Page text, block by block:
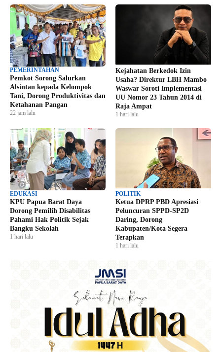
PEMERINTAHAN
Pemkot Sorong Salurkan
Alsintan kepada Kelompok
Tani, Dorong Produktivitas dan
Ketahanan Pangan
22 jam lalu
Kejahatan Berkedok Izin
Usaha? Direktur LBH Mambo
Waswar Soroti Implementasi
UU Nomor 23 Tahun 2014 di
Raja Ampat
1 hari lalu
EDUKASI
KPU Papua Barat Daya
Dorong Pemilih Disabilitas
Pahami Hak Politik Sejak
Bangku Sekolah
1 hari lalu
POLITIK
Ketua DPRP PBD Apresiasi
Peluncuran SPPD-SP2D
Daring, Dorong
Kabupaten/Kota Segera
Terapkan
1 hari lalu